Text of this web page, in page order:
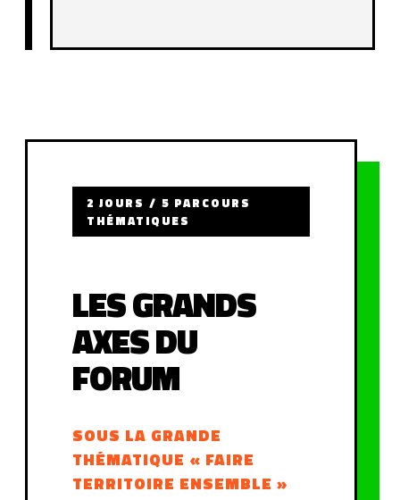
2 JOURS / 5 PARCOURS
THÉMATIQUES
LES GRANDS
AXES DU
FORUM
SOUS LA GRANDE
THÉMATIQUE « FAIRE
TERRITOIRE ENSEMBLE »